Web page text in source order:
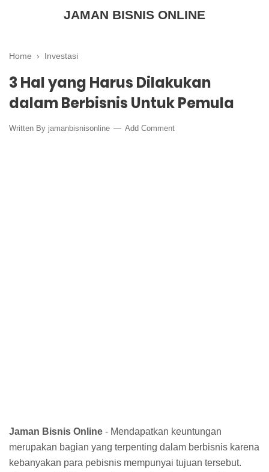
JAMAN BISNIS ONLINE
Home › Investasi
3 Hal yang Harus Dilakukan
dalam Berbisnis Untuk Pemula
Written By jamanbisnisonline Add Comment
Jaman Bisnis Online - Mendapatkan keuntungan
merupakan bagian yang terpenting dalam berbisnis karena
kebanyakan para pebisnis mempunyai tujuan tersebut.